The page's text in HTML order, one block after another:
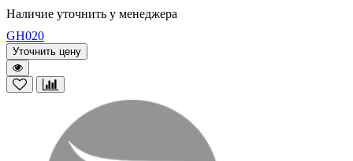
Наличие уточнить у менеджера
GH020
Уточнить цену